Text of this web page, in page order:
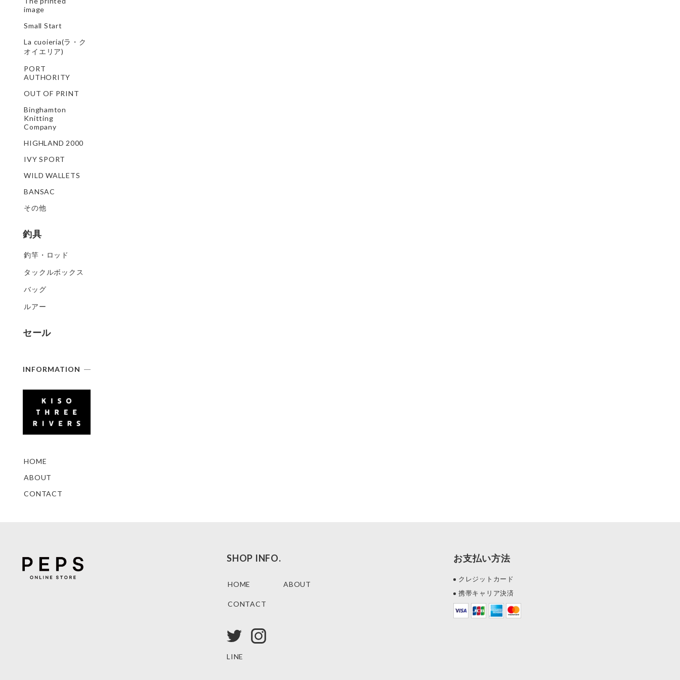
image
Small Start
La cuoieria(ラ・ク
オイエリア)
PORT
AUTHORITY
OUT OF PRINT
Binghamton
Knitting
Company
HIGHLAND 2000
IVY SPORT
WILD WALLETS
BANSAC
その他
釣具
釣竿・ロッド
タックルボックス
バッグ
ルアー
セール
INFORMATION
HOME
ABOUT
CONTACT
SHOP INFO.
HOME ABOUT
CONTACT
LINE
お支払い方法
クレジットカード
携帯キャリア決済